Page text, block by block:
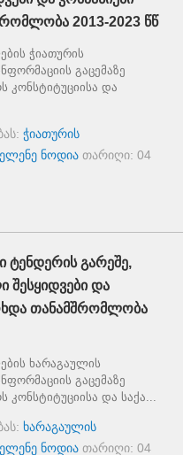
2013-2023 წწ
ჭიათურის
გაცემაზე
კონსტიტუციისა და
ჭიათურის
ელენე ნოდია თარიღი: 04
ტენდერის გარეშე,
შესყიდვები და
თანამშრომლობა
ხარაგაულის
გაცემაზე
კონსტიტუციისა და საქა...
ხარაგაულის
ელენე ნოდია თარიღი: 04